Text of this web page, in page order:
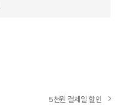
5천원 결제일 할인